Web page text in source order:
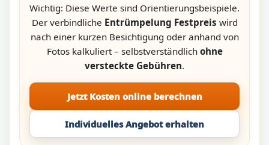
Wichtig: Diese Werte sind Orientierungsbeispiele.
Der verbindliche Entrümpelung Festpreis wird
nach einer kurzen Besichtigung oder anhand von
Fotos kalkuliert – selbstverständlich ohne
versteckte Gebühren.
Jetzt Kosten online berechnen
Individuelles Angebot erhalten